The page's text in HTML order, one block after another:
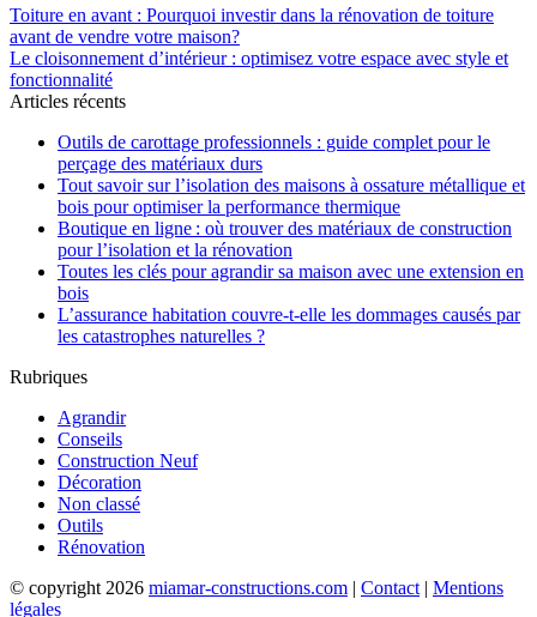
Navigation
de
l’article
Toiture en avant : Pourquoi investir dans la rénovation de toiture
avant de vendre votre maison?
Le cloisonnement d’intérieur : optimisez votre espace avec style et
fonctionnalité
Articles récents
Outils de carottage professionnels : guide complet pour le
perçage des matériaux durs
Tout savoir sur l’isolation des maisons à ossature métallique et
bois pour optimiser la performance thermique
Boutique en ligne : où trouver des matériaux de construction
pour l’isolation et la rénovation
Toutes les clés pour agrandir sa maison avec une extension en
bois
L’assurance habitation couvre-t-elle les dommages causés par
les catastrophes naturelles ?
Rubriques
Agrandir
Conseils
Construction Neuf
Décoration
Non classé
Outils
Rénovation
© copyright 2026 miamar-constructions.com | Contact | Mentions
légales